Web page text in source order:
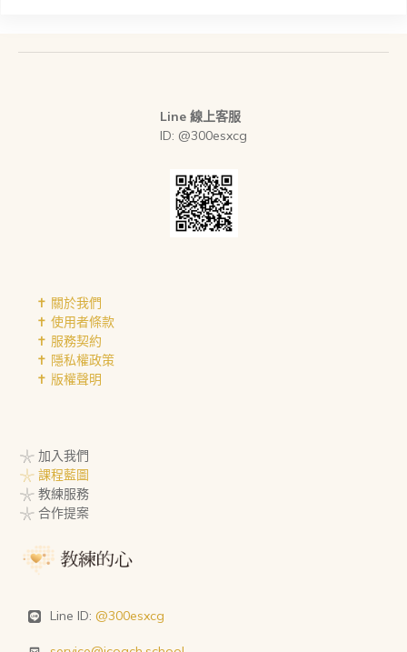
Line 線上客服
ID: @300esxcg
✝︎ 關於我們
✝︎ 使用者條款
✝︎ 服務契約
✝︎ 隱私權政策
✝︎ 版權聲明
𓇼 加入我們
𓇼 課程藍圖
𓇼 教練服務
𓇼 合作提案
Line ID: @300esxcg